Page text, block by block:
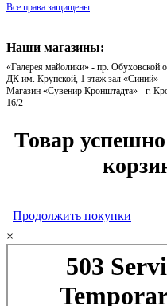
Все права защищены
Наши магазины:
«Галерея майолики» - пр. Обуховской
ДК им. Крупской, 1 этаж зал «Синий»
Магазин «Сувенир Кронштадта» - г.
16/2
Товар
Продолжить покупки
×